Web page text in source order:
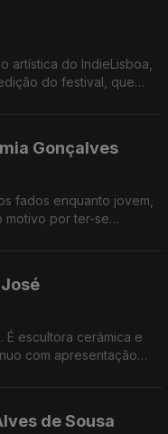
artística do IndieLisboa,
do festival, que
Gonçalves
fados enquanto jovem,
motivo por ter-se
É escultora cerâmica e
com apresentação
de Sousa